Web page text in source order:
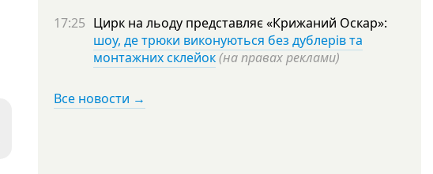
17:25 Цирк на льоду представляє «Крижаний Оскар»:
шоу, де трюки виконуються без дублерів та
монтажних склейок(на правах реклами)
Все новости →